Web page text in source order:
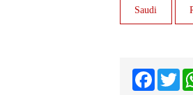
Saudi
Facebook